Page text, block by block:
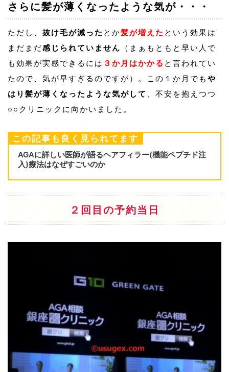
さらに髪が薄くなったような気が・・・
ただし、 抜け毛が減った とか髪が増えた という効果は
まだまだ感じられていません
（まぁもともと早い人で
も効果が実感できるには ３か月はかかる と言われてい
たので、気が早すぎるのですが）。この１か月でも や
はり髪が薄くなったような気がして
、不安を抱えつつ
○○クリニックに向かいました。
この記事も良く見られてます
２回目の予約当日